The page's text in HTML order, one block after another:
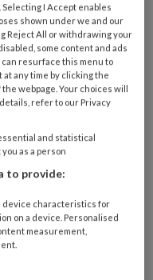
lezen?
aan en lees 2
maand
Log dan in
I Accept enables
shown under we and our
Reject All or withdrawing your
some content and ads
can resurface this menu to
any time by clicking the
webpage. Your choices will
refer to our Privacy
and statistical
as a person
to provide:
device characteristics for
on a device. Personalised
measurement,